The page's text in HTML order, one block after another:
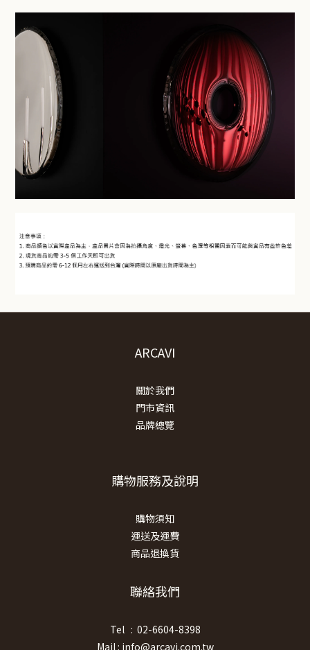
ARCAVI
關於我們
門市資訊
品牌總覽
購物服務及說明
購物須知
運送及運費
商品退換貨
聯絡我們
Tel : 02-6604-8398
Mail : info@arcavi.com.tw